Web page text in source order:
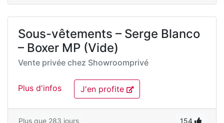
Sous-vêtements – Serge Blanco
– Boxer MP (Vide)
Vente privée chez Showroomprivé
Plus d'infos J'en profite
Plus que 283 jours 154